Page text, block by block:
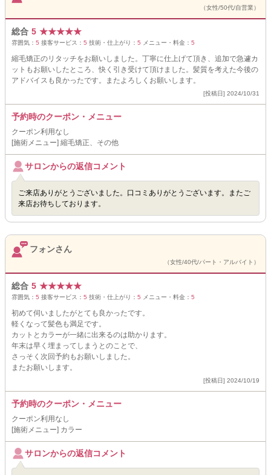
（女性/50代/自営業）
総合 5 ★★★★★
雰囲気： 5 接客サービス： 5 技術・仕上がり： 5 メニュー・料金： 5
縮毛矯正のリタッチをお願いしました。丁寧に仕上げて頂き、追加で急遽カ
ットもお願いしたところ、快く引き受けて頂けました。髪質を考えた今後の
アドバイスも良かったです。またよろしくお願いします。
[投稿日] 2024/10/31
予約時のクーポン・メニュー
クーポン利用なし
[施術メニュー] 縮毛矯正、その他
サロンからの返信コメント
ご来店ありがとうございました。口コミありがとうございます。またご
来店お待ちしております。
フォンさん
（女性/40代/パート・アルバイト）
総合 5 ★★★★★
雰囲気： 5 接客サービス： 5 技術・仕上がり： 5 メニュー・料金： 5
初めて伺いましたがとても良かったです。
軽くなって髪色も満足です。
カットとカラーが一緒に出来るのは助かります。
年末は早く埋まってしまうとのことで、
さっそく次回予約もお願いしました。
またお願いします。
[投稿日] 2024/10/19
予約時のクーポン・メニュー
クーポン利用なし
[施術メニュー] カラー
サロンからの返信コメント